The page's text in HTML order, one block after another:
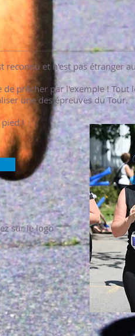
reconnu et n'est pas étranger
prêcher par l'exemple ! Tout
une des épreuves du Tour.
!
sur le logo